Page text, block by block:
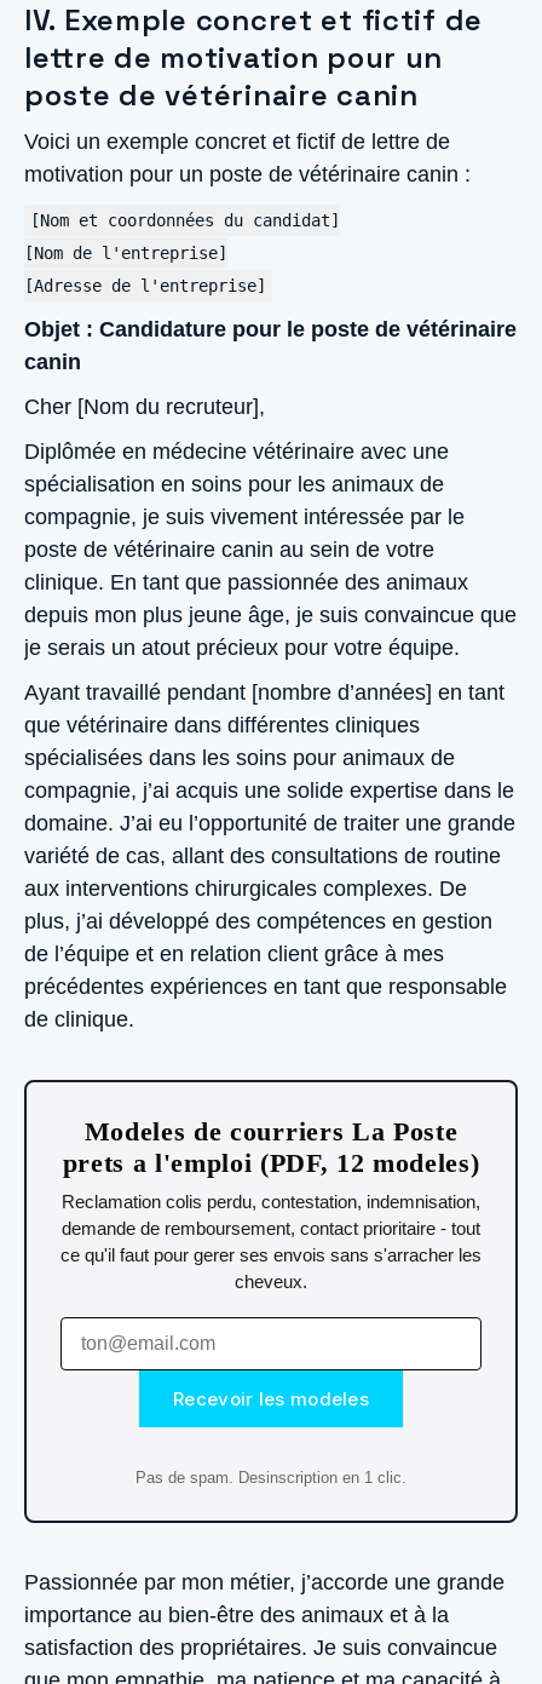
IV. Exemple concret et fictif de
lettre de motivation pour un
poste de vétérinaire canin
Voici un exemple concret et fictif de lettre de
motivation pour un poste de vétérinaire canin :
[Nom et coordonnées du candidat]
[Nom de l'entreprise]
[Adresse de l'entreprise]
Objet : Candidature pour le poste de vétérinaire
canin
Cher [Nom du recruteur],
Diplômée en médecine vétérinaire avec une
spécialisation en soins pour les animaux de
compagnie, je suis vivement intéressée par le
poste de vétérinaire canin au sein de votre
clinique. En tant que passionnée des animaux
depuis mon plus jeune âge, je suis convaincue que
je serais un atout précieux pour votre équipe.
Ayant travaillé pendant [nombre d’années] en tant
que vétérinaire dans différentes cliniques
spécialisées dans les soins pour animaux de
compagnie, j’ai acquis une solide expertise dans le
domaine. J’ai eu l’opportunité de traiter une grande
variété de cas, allant des consultations de routine
aux interventions chirurgicales complexes. De
plus, j’ai développé des compétences en gestion
de l’équipe et en relation client grâce à mes
précédentes expériences en tant que responsable
de clinique.
Modeles de courriers La Poste
prets a l'emploi (PDF, 12 modeles)
Reclamation colis perdu, contestation, indemnisation,
demande de remboursement, contact prioritaire - tout
ce qu'il faut pour gerer ses envois sans s'arracher les
cheveux.
Recevoir les modeles
Pas de spam. Desinscription en 1 clic.
Passionnée par mon métier, j’accorde une grande
importance au bien-être des animaux et à la
satisfaction des propriétaires. Je suis convaincue